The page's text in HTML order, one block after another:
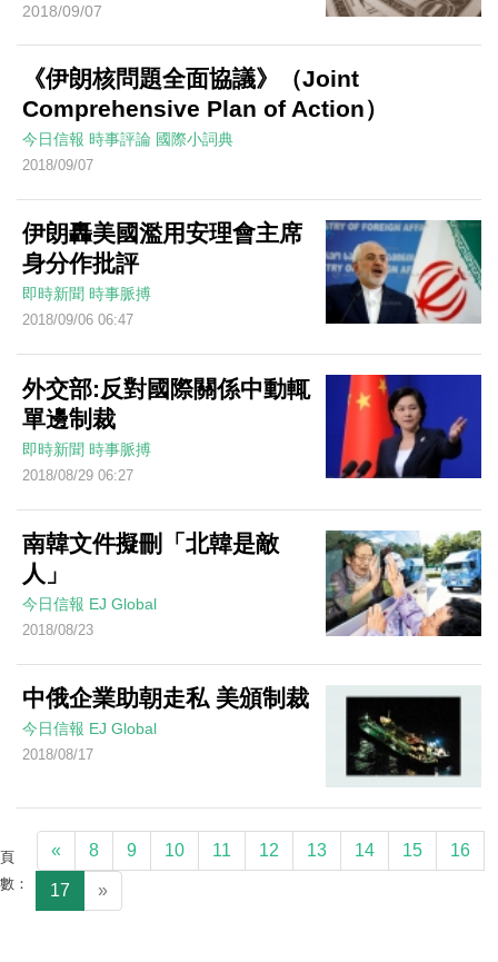
2018/09/07
《伊朗核問題全面協議》（Joint
Comprehensive Plan of Action）
今日信報 時事評論 國際小詞典
2018/09/07
伊朗轟美國濫用安理會主席
身分作批評
即時新聞 時事脈搏
2018/09/06 06:47
外交部:反對國際關係中動輒
單邊制裁
即時新聞 時事脈搏
2018/08/29 06:27
南韓文件擬刪「北韓是敵
人」
今日信報 EJ Global
2018/08/23
中俄企業助朝走私 美頒制裁
今日信報 EJ Global
2018/08/17
頁
數：
« 8 9 10 11 12 13 14 15 16
17 »